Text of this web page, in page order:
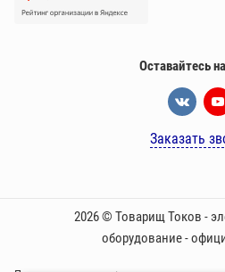
Оставайтесь
Заказать
2026 © Товарищ Токов -
оборудование -